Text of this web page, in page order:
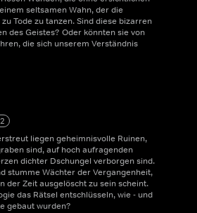
seltsamen Wahn, der die
Tode zu tanzen. Sind diese bizarren
des Geistes? Oder könnten sie von
die sich unserem Verständnis
liegen geheimnisvolle Ruinen,
sind, auf hoch aufragenden
dichter Dschungel verborgen sind.
stumme Wächter der Vergangenheit,
der Zeit ausgelöscht zu sein scheint.
das Rätsel entschlüsseln, wie - und
gebaut wurden?